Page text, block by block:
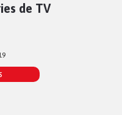
de TV